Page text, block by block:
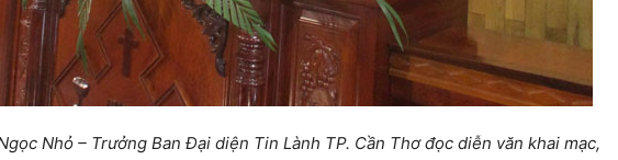
Nhỏ – Trưởng Ban Đại diện Tin Lành TP. Cần Thơ đọc diễn văn khai mạc,